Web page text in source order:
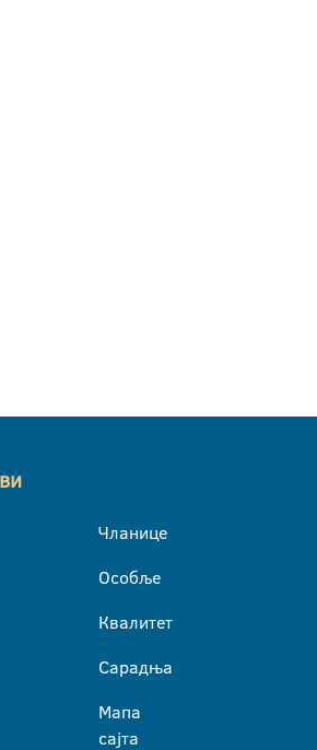
Чланице
Особље
Квалитет
Сарадња
Мапа
сајта